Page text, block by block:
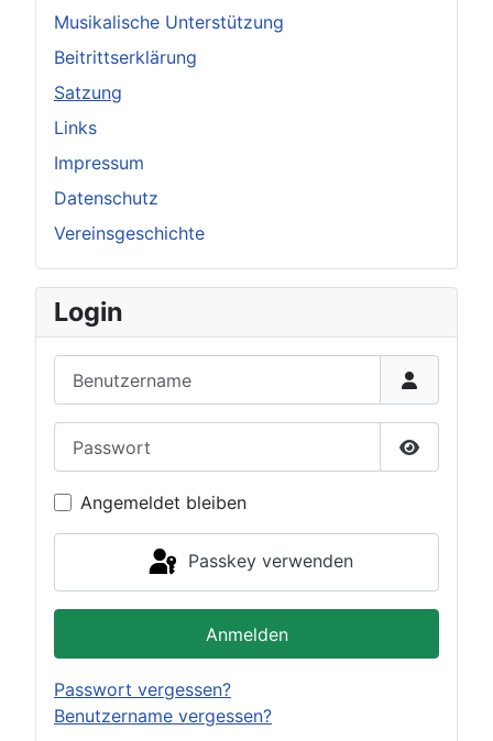
Musikalische Unterstützung
Beitrittserklärung
Satzung
Links
Impressum
Datenschutz
Vereinsgeschichte
Login
Passwort
Angemeldet bleiben
Passkey verwenden
Anmelden
Passwort vergessen?
Benutzername vergessen?